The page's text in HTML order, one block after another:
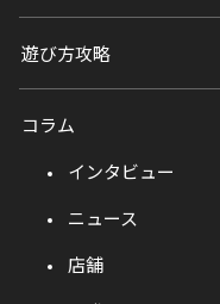
遊び方攻略
コラム
インタビュー
ニュース
店舗